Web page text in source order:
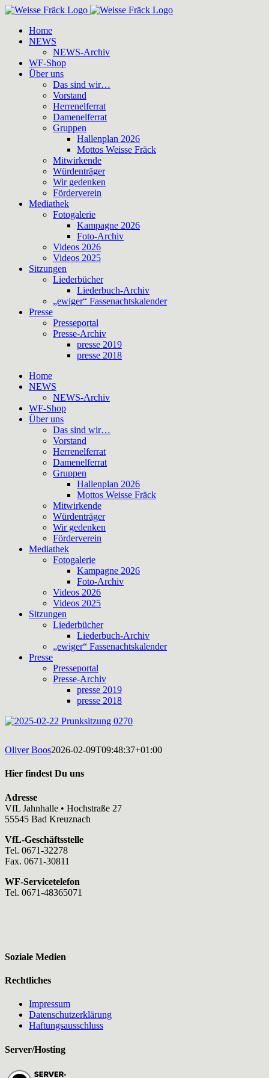
Zum
springenHome
NEWS
NEWS-Archiv
WF-Shop
Über uns
Das sind wir…
Vorstand
Herrenelferrat
Damenelferrat
Gruppen
Hallenplan 2026
Mottos Weisse Fräck
Mitwirkende
Würdenträger
Wir gedenken
Förderverein
Mediathek
Fotogalerie
Kampagne 2026
Foto-Archiv
Videos 2026
Videos 2025
Sitzungen
Liederbücher
Liederbuch-Archiv
„ewiger“ Fassenachtskalender
Presse
Presseportal
Presse-Archiv
presse 2019
presse 2018
Home
NEWS
NEWS-Archiv
WF-Shop
Über uns
Das sind wir…
Vorstand
Herrenelferrat
Damenelferrat
Gruppen
Hallenplan 2026
Mottos Weisse Fräck
Mitwirkende
Würdenträger
Wir gedenken
Förderverein
Mediathek
Fotogalerie
Kampagne 2026
Foto-Archiv
Videos 2026
Videos 2025
Sitzungen
Liederbücher
Liederbuch-Archiv
„ewiger“ Fassenachtskalender
Presse
Presseportal
Presse-Archiv
presse 2019
presse 2018
Oliver Boos2026-02-09T09:48:37+01:00
Hier findest Du uns
Adresse
VfL Jahnhalle • Hochstraße 27
55545 Bad Kreuznach
VfL-Geschäftsstelle
Tel. 0671-32278
Fax. 0671-30811
WF-Servicetelefon
Tel. 0671-48365071
Soziale Medien
Rechtliches
Impressum
Datenschutzerklärung
Haftungsausschluss
Server/Hosting